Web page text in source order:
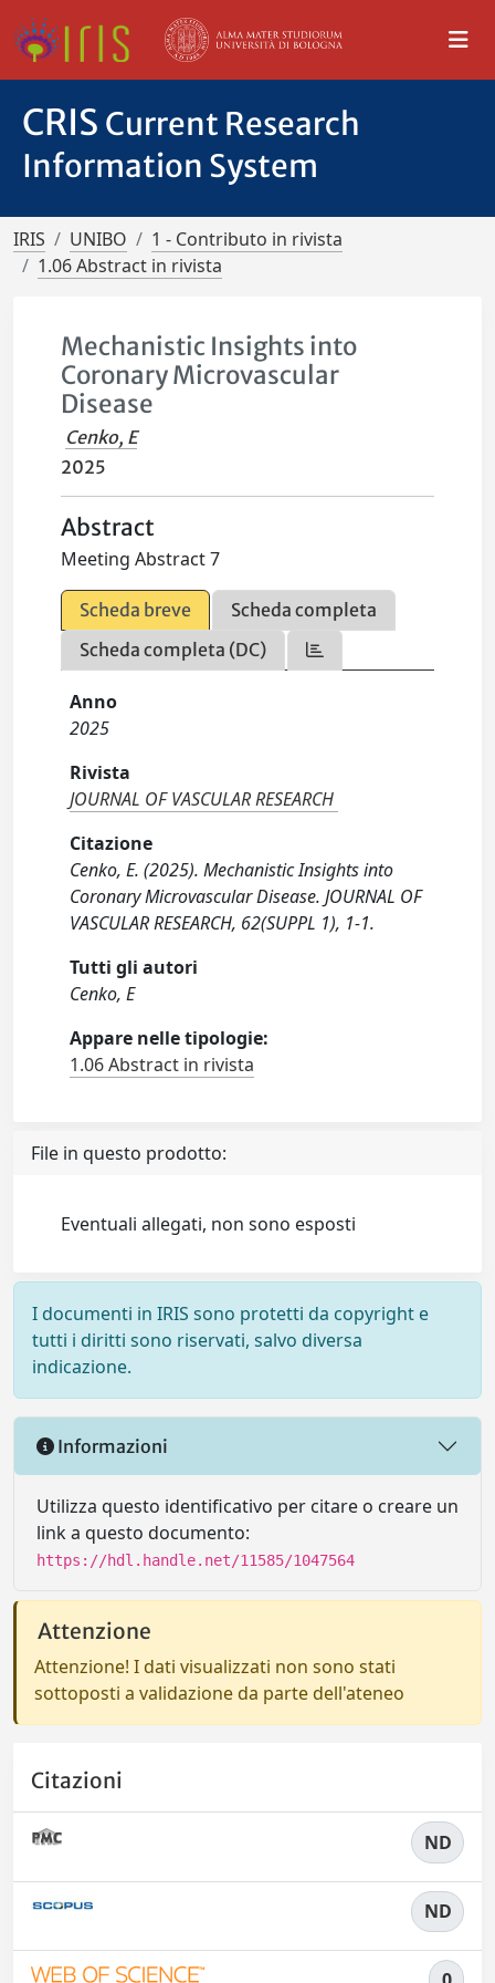
CRIS Current Research
Information System
IRIS UNIBO
1 - Contributo in rivista
1.06 Abstract in rivista
Mechanistic Insights into
Coronary Microvascular
Disease
Cenko, E
2025
Abstract
Meeting Abstract 7
Scheda breve
Scheda completa
Scheda completa (DC)
Anno
2025
Rivista
JOURNAL OF VASCULAR RESEARCH
Citazione
Cenko, E. (2025). Mechanistic Insights into
Coronary Microvascular Disease. JOURNAL OF
VASCULAR RESEARCH, 62(SUPPL 1), 1-1.
Tutti gli autori
Cenko, E
Appare nelle tipologie:
1.06 Abstract in rivista
File in questo prodotto:
Eventuali allegati, non sono esposti
I documenti in IRIS sono protetti da copyright e
tutti i diritti sono riservati, salvo diversa
indicazione.
Informazioni
Utilizza questo identificativo per citare o creare un
link a questo documento:
https://hdl.handle.net/11585/1047564
Attenzione
Attenzione! I dati visualizzati non sono stati
sottoposti a validazione da parte dell'ateneo
Citazioni
ND
ND